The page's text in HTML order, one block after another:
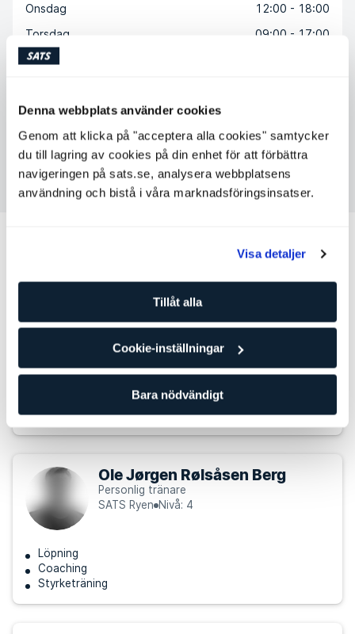
Denna webbplats använder cookies
Genom att klicka på "acceptera alla cookies" samtycker
du till lagring av cookies på din enhet för att förbättra
navigeringen på sats.se, analysera webbplatsens
användning och bistå i våra marknadsföringsinsatser.
Visa detaljer
Tillåt alla
Cookie-inställningar
Bara nödvändigt
Onsdag
12:00 - 18:00
Torsdag
09:00 - 17:00
Fredag
Söndag
Kontakta Hege Osvoll
Robert Cwiklinski
Personlig tränare
Skadeförbyggande
Löpning
Ole Jørgen Rølsåsen Berg
Personlig tränare
SATS Ryen Nivå: 4
Löpning
Coaching
Styrketräning